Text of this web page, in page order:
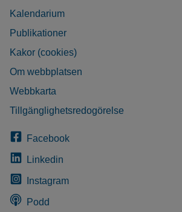
Kalendarium
Publikationer
Kakor (cookies)
Om webbplatsen
Webbkarta
Tillgänglighetsredogörelse
Facebook
Linkedin
Instagram
Podd